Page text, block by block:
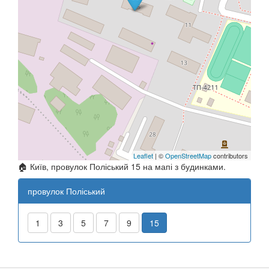
Leaflet | ©OpenStreetMapcontributors
🏠 Київ, провулок Поліський 15 на мапі з будинками.
провулок Поліський
1 3 5 7 9 15